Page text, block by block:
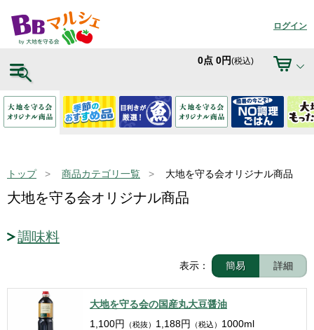
ログイン
0点 0円(税込)
トップ 商品カテゴリ一覧 大地を守る会オリジナル商品
大地を守る会オリジナル商品
調味料
表示： 簡易 詳細
大地を守る会の国産丸大豆醤油
1,100円 （税抜） 1,188円 （税込） 1000ml